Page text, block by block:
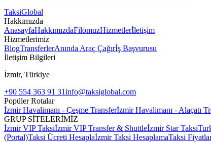
TaksiGlobal
Hakkımızda
AnasayfaHakkımızdaFilomuzHizmetlerİletişim
Hizmetlerimiz
BlogTransferlerAnında Araç Çağırİş Başvurusu
İletişim Bilgileri
İzmir, Türkiye
+90 554 363 91 31info@taksiglobal.com
Popüler Rotalar
İzmir Havalimanı - Çeşme Transferİzmir Havalimanı - Alaçatı
GRUP SİTELERİMİZ
İzmir VIP Taksiİzmir VIP Transfer & Shuttleİzmir Star Taksi
(Portal)Taksi Ücreti Hesaplaİzmir Taksi HesaplamaTaksi